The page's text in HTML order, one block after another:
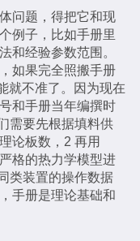
问题，得把它和现
例子，比如手册里
和经验参数范围。
如果完全照搬手册
就不准了。因为现在
和手册当年编撰时
需要先根据填料供
论板数，2 再用
格的热力学模型进
类装置的操作数据
手册是理论基础和